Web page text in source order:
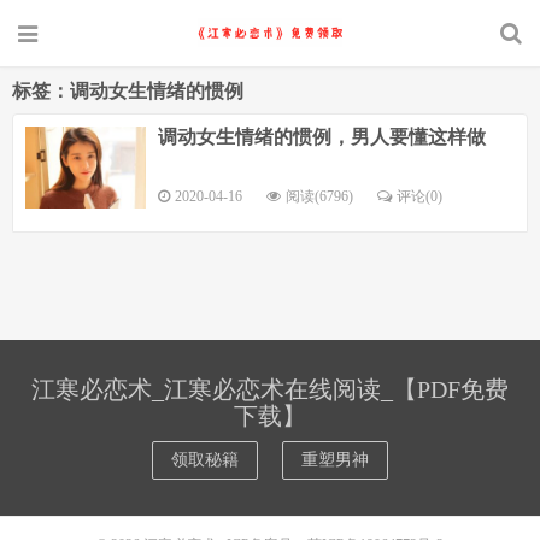
标签：调动女生情绪的惯例
调动女生情绪的惯例，男人要懂这样做
2020-04-16 阅读(6796) 评论(0)
江寒必恋术_江寒必恋术在线阅读_【PDF免费
下载】
领取秘籍 重塑男神